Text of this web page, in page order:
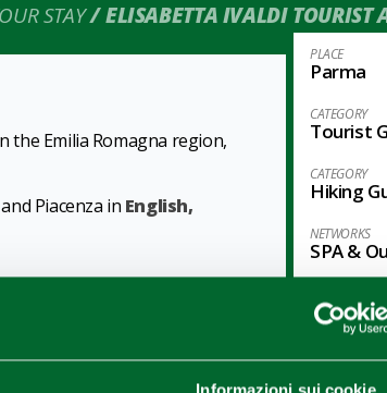
STAY ELISABETTA IVALDI
PLACE
Parma
CATEGORY
Tourist
CATEGORY
Hiking
NETWORKS
SPA &
Food &
Culture
the Emilia Romagna region,
Piacenza in English,